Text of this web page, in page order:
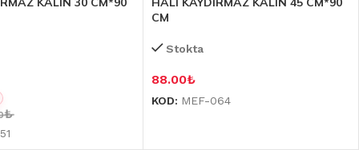
₺
CM
Stokta
88.00₺
KOD: MEF-064